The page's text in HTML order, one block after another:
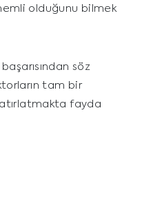
olduğunu bilmek
söz
tam bir
fayda